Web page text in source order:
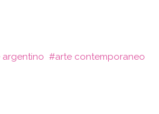
argentino
arte contemporaneo